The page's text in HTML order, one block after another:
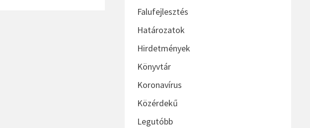
Falufejlesztés
Határozatok
Hirdetmények
Könyvtár
Koronavírus
Közérdekű
Legutóbb